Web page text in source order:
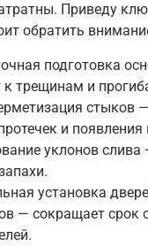
Приведу
обратить
подготовка
к трещинам и
стыков
и появления
уклонов
установка
— сокращает срок